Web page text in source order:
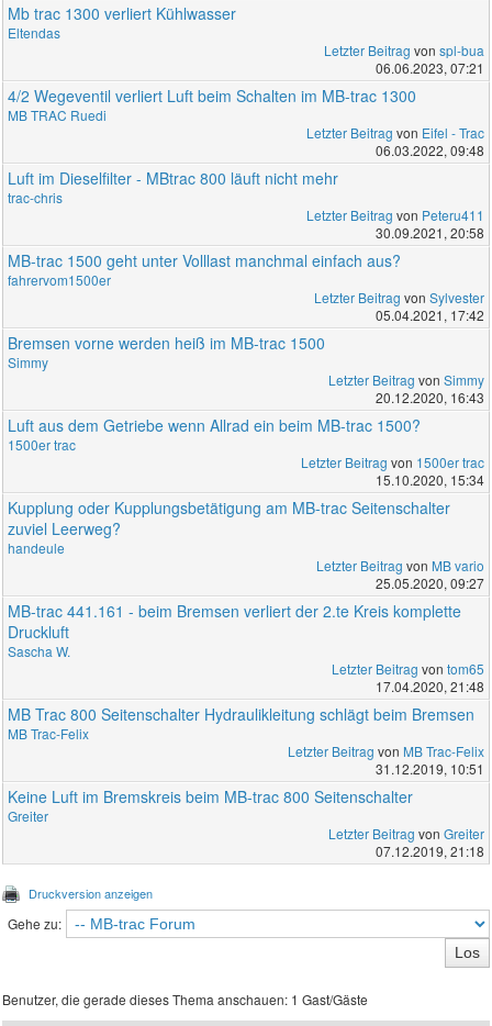
Mb trac 1300 verliert Kühlwasser
Eltendas
Letzter Beitrag von spl-bua
06.06.2023, 07:21
4/2 Wegeventil verliert Luft beim Schalten im MB-trac 1300
MB TRAC Ruedi
Letzter Beitrag von Eifel - Trac
06.03.2022, 09:48
Luft im Dieselfilter - MBtrac 800 läuft nicht mehr
trac-chris
Letzter Beitrag von Peteru411
30.09.2021, 20:58
MB-trac 1500 geht unter Volllast manchmal einfach aus?
fahrervom1500er
Letzter Beitrag von Sylvester
05.04.2021, 17:42
Bremsen vorne werden heiß im MB-trac 1500
Simmy
Letzter Beitrag von Simmy
20.12.2020, 16:43
Luft aus dem Getriebe wenn Allrad ein beim MB-trac 1500?
1500er trac
Letzter Beitrag von 1500er trac
15.10.2020, 15:34
Kupplung oder Kupplungsbetätigung am MB-trac Seitenschalter
zuviel Leerweg?
handeule
Letzter Beitrag von MB vario
25.05.2020, 09:27
MB-trac 441.161 - beim Bremsen verliert der 2.te Kreis komplette
Druckluft
Sascha W.
Letzter Beitrag von tom65
17.04.2020, 21:48
MB Trac 800 Seitenschalter Hydraulikleitung schlägt beim Bremsen
MB Trac-Felix
Letzter Beitrag von MB Trac-Felix
31.12.2019, 10:51
Keine Luft im Bremskreis beim MB-trac 800 Seitenschalter
Greiter
Letzter Beitrag von Greiter
07.12.2019, 21:18
Druckversion anzeigen
Gehe zu:
Benutzer, die gerade dieses Thema anschauen: 1 Gast/Gäste